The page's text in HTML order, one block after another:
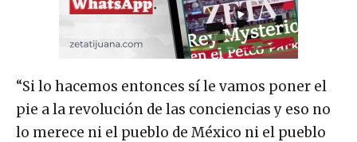
“Si lo hacemos entonces sí le vamos poner el
pie a la revolución de las conciencias y eso no
lo merece ni el pueblo de México ni el pueblo